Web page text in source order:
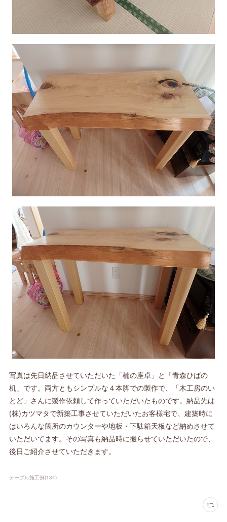
写真は先日納品させていただいた「楠の座卓」と「青森ひばの
机」です。両方ともシンプルな４本脚での製作で、「木工房のい
とど」さんに製作依頼して作っていただいたものです。納品先は
(株)カツマタで新築工事させていただいたお客様宅で、建築時に
はいろんな箇所のカウンターや地板・下駄箱天板など納めさせて
いただいてます。その写真も納品時に撮らせていただいたので、
後日ご紹介させていただきます。
テーブル施工例(134)